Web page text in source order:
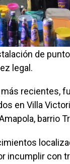
de
legal.
recientes,
en Villa
barrio
incumplir con